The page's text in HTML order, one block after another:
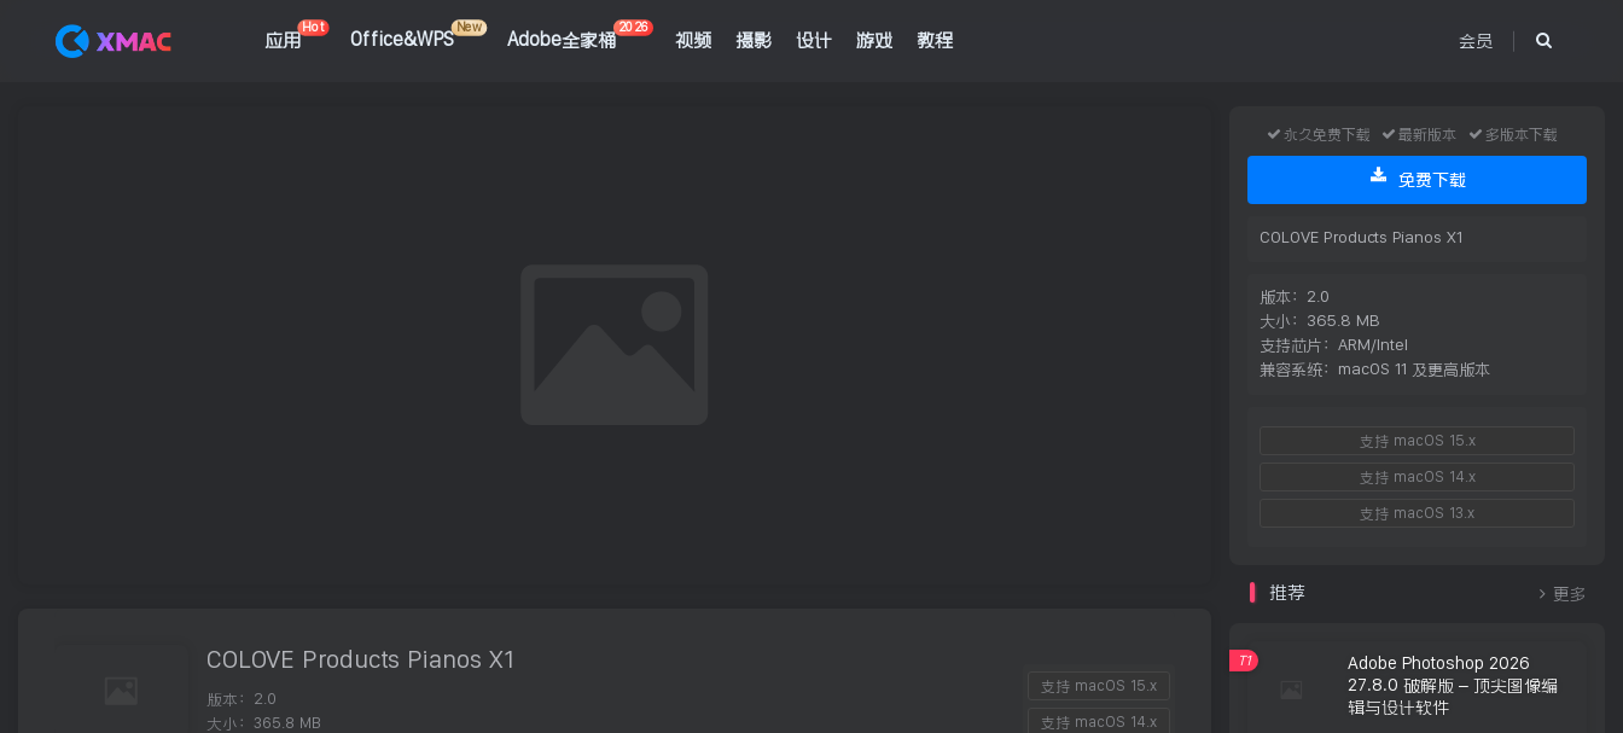
应用
Hot
Office&WPS
New
Adobe全家桶
2026
视频 摄影 设计 游戏 教程 会员
COLOVE Products Pianos X1
版本：2.0
大小：365.8 MB
支持 macOS 15.x
支持 macOS 14.x
永久免费下载 最新版本 多版本下载
免费下载
COLOVE Products Pianos X1
版本：2.0
大小：365.8 MB
支持芯片：ARM/Intel
兼容系统：macOS 11 及更高版本
支持 macOS 15.x
支持 macOS 14.x
支持 macOS 13.x
推荐 更多
Adobe Photoshop 2026
27.8.0 破解版 – 顶尖图像编
辑与设计软件
T1